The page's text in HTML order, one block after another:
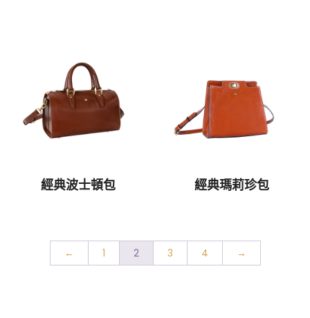
經典波士頓包 經典瑪莉珍包
← 1 2 3 4 →